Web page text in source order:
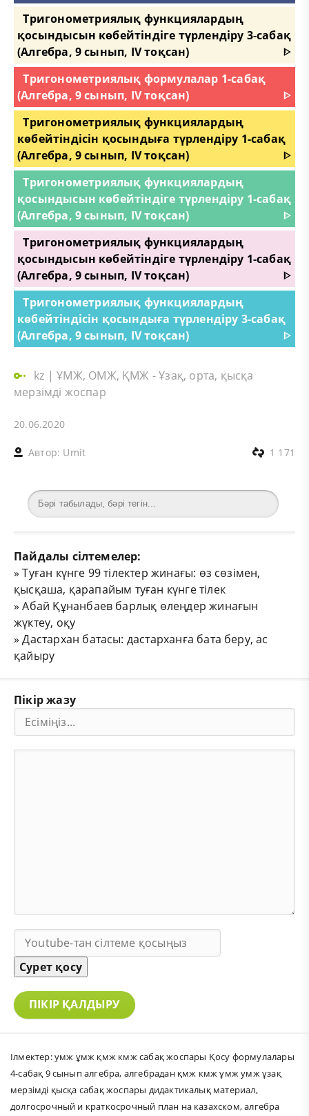
Тригонометриялық функциялардың
қосындысын көбейтіндіге түрлендіру 3-сабақ
(Алгебра, 9 сынып, IV тоқсан)
ᐈ
Тригонометриялық формулалар 1-сабақ
(Алгебра, 9 сынып, IV тоқсан)
ᐈ
Тригонометриялық функциялардың
көбейтіндісін қосындыға түрлендіру 1-сабақ
(Алгебра, 9 сынып, IV тоқсан)
ᐈ
Тригонометриялық функциялардың
қосындысын көбейтіндіге түрлендіру 1-сабақ
(Алгебра, 9 сынып, IV тоқсан)
ᐈ
Тригонометриялық функциялардың
қосындысын көбейтіндіге түрлендіру 1-сабақ
(Алгебра, 9 сынып, IV тоқсан)
ᐈ
Тригонометриялық функциялардың
көбейтіндісін қосындыға түрлендіру 3-сабақ
(Алгебра, 9 сынып, IV тоқсан)
ᐈ
kz |ҰМЖ, ОМЖ, ҚМЖ - Ұзақ, орта, қысқа
мерзімді жоспар
20.06.2020
Автор: Umit 1 171
Пайдалы сілтемелер:
»Туған күнге 99 тілектер жинағы: өз сөзімен,
қысқаша, қарапайым туған күнге тілек
»Абай Құнанбаев барлық өлеңдер жинағын
жүктеу, оқу
»Дастархан батасы: дастарханға бата беру, ас
қайыру
Пікір жазу
Сурет қосу
ПІКІР ҚАЛДЫРУ
Ілмектер:умж ұмж қмж кмж сабақ жоспары Қосу формулалары
4-сабақ 9 сынып алгебра, алгебрадан қмж кмж ұмж умж ұзақ
мерзімді қысқа сабақ жоспары дидактикалық материал,
долгосрочный и краткосрочный план на казахском,алгебра